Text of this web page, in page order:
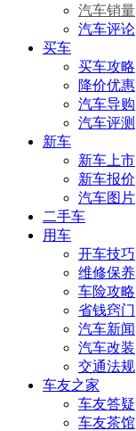
汽车销量
汽车评论
买车
买车攻略
降价优惠
汽车导购
汽车评测
新车
新车上市
新车报价
汽车图片
二手车
用车
开车技巧
维修保养
车险攻略
省钱窍门
汽车新闻
汽车改装
交通法规
车友之家
车友答疑
车友茶馆